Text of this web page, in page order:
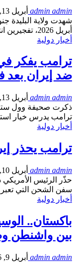
admin admin أبريل 13, 2026
أبريل 2026، تفجيرين انتحاريين استهدفا مواقع أمنية واقتصادية،
أخبار دولية
ترامب يفكر
ضد إيران بعد
admin admin أبريل 13, 2026
ذكرت صحيفة وول
ترامب يدرس خيار
أخبار دولية
ترامب يحذر
admin admin أبريل 10, 2026
حذّر الرئيس
سفن الشحن التي
أخبار دولية
باكستان..
بين واشنطن
admin admin أبريل 9, 2026